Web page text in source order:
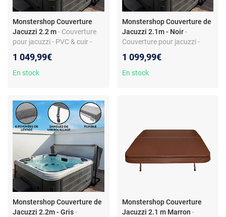
Monstershop Couverture
Jacuzzi 2.2 m- Couverture
pour jacuzzi - PVC & cuir -
de sécurité
1 049,99€
En stock
Monstershop Couverture de
Jacuzzi 2.1m - Noir -
Couverture pour jacuzzi -
Cuir - 4 sangles de sécurité
1 099,99€
En stock
Monstershop Couverture de
Jacuzzi 2.2m - Gris-
Monstershop Couverture
Jacuzzi 2.1 m Marron -